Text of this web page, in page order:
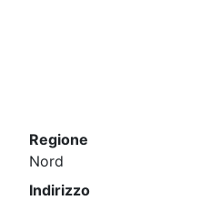
Regione
Nord
Indirizzo